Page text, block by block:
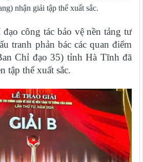
nhận giải tập thể xuất sắc.
công tác bảo vệ nền tảng tư
tranh phản bác các quan điểm
Chỉ đạo 35) tỉnh Hà Tĩnh đã
tập thể xuất sắc.